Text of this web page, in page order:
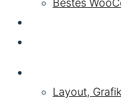
Bestes
Layout,